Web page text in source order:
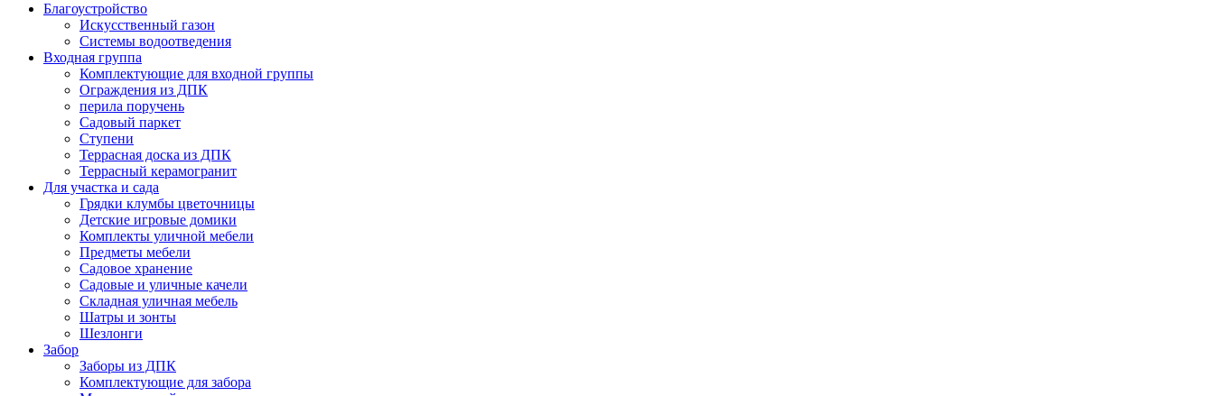
Благоустройство
Искусственный газон
Системы водоотведения
Входная группа
Комплектующие для входной группы
Ограждения из ДПК
перила поручень
Садовый паркет
Ступени
Террасная доска из ДПК
Террасный керамогранит
Для участка и сада
Грядки клумбы цветочницы
Детские игровые домики
Комплекты уличной мебели
Предметы мебели
Садовое хранение
Садовые и уличные качели
Складная уличная мебель
Шатры и зонты
Шезлонги
Забор
Заборы из ДПК
Комплектующие для забора